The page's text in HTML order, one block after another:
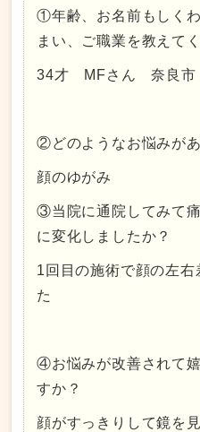
①年齢、お名前もしく
まい、ご職業を教えて
34才 MFさん 奈良市
②どのようなお悩みが
顔のゆがみ
③当院に通院してみて
に変化しましたか？
1回目の施術で顔の左
た
④お悩みが改善されて
すか？
顔がすっきりして鏡を